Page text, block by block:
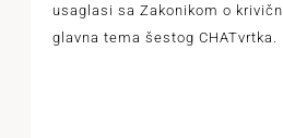
usaglasi sa Zakonikom o
glavna tema šestog CHATvrtka.